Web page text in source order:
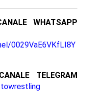
WHATSAPP
0029VaE6VKfLI8Y
TELEGRAM